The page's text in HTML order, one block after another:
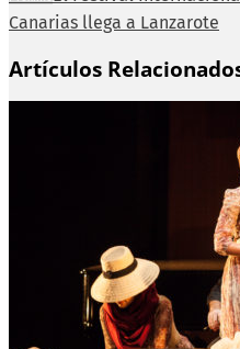
Canarias llega a Lanzarote
Artículos